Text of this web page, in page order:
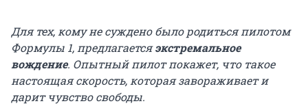
Для тех, кому не суждено было родиться пилотом
Формулы 1, предлагаетсяэкстремальное
вождение. Опытный пилот покажет, что такое
настоящая скорость, которая завораживает и
дарит чувство свободы.